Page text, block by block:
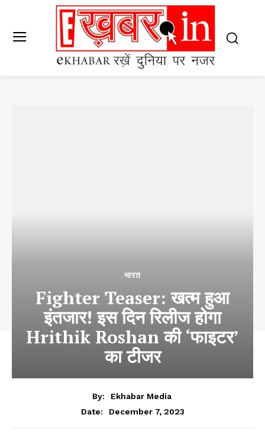
भारत
Fighter Teaser: खत्म हुआ
इंतजार! इस दिन रिलीज होगा
Hrithik Roshan की ‘फाइटर’
का टीजर
By:
Ekhabar Media
Date:
December 7, 2023